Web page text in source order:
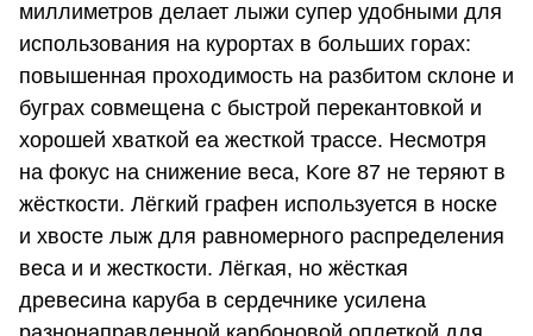
миллиметров делает лыжи супер удобными для
использования на курортах в больших горах:
повышенная проходимость на разбитом склоне и
буграх совмещена с быстрой перекантовкой и
хорошей хваткой еа жесткой трассе. Несмотря
на фокус на снижение веса, Kore 87 не теряют в
жёсткости. Лёгкий графен используется в носке
и хвосте лыж для равномерного распределения
веса и и жесткости. Лёгкая, но жёсткая
древесина каруба в сердечнике усилена